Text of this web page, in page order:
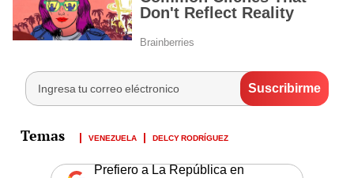
VENEZUELA DELCY RODRÍGUEZ
Prefiero a La República en